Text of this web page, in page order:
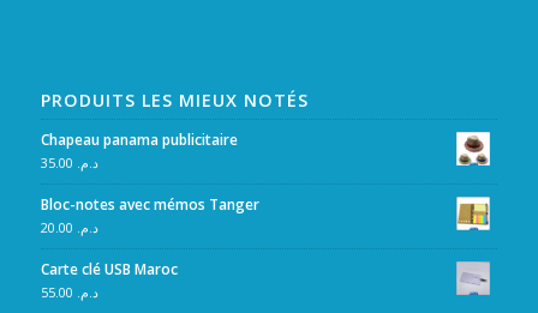
PRODUITS LES MIEUX NOTÉS
Chapeau panama publicitaire
د.م.
Bloc-notes avec mémos Tanger
د.م.
Carte clé USB Maroc
د.م.